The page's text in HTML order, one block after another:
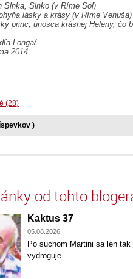
Slnko (v Ríme Sol)
lásky a krásy (v Ríme Venuša)
únosca krásnej Heleny, čo
Longa/
2014
(28)
)
od tohto
Kaktus 37
05.08.2026
Po suchom Martini sa len
vydroguje. .